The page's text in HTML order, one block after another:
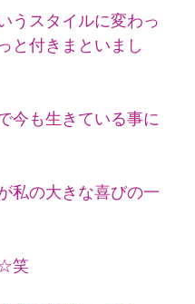
うスタイルに変わっ
と付きまといまし
今も生きている事に
私の大きな喜びの一
笑